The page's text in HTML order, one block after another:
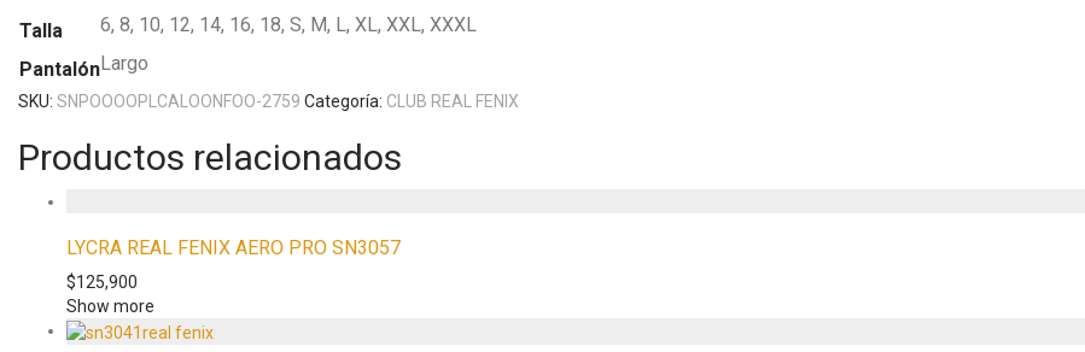
Talla
6, 8, 10, 12, 14, 16, 18, S, M, L, XL, XXL, XXXL
PantalónLargo
SKU: SNPOOOOPLCALOONFOO-2759 Categoría: CLUB REAL FENIX
Productos relacionados
LYCRA REAL FENIX AERO PRO SN3057
$125,900
Show more